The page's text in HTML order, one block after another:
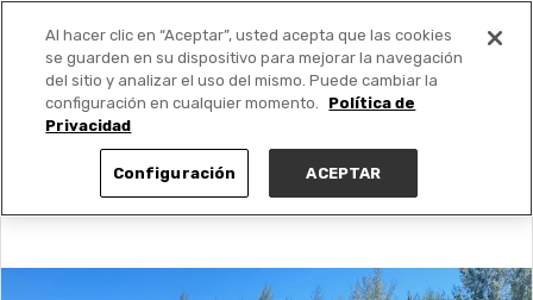
PUBLICA GRATIS +
Al hacer clic en “Aceptar”, usted acepta que las cookies
se guarden en su dispositivo para mejorar la navegación
del sitio y analizar el uso del mismo. Puede cambiar la
configuración en cualquier momento.
Política de
Privacidad
Configuración ACEPTAR